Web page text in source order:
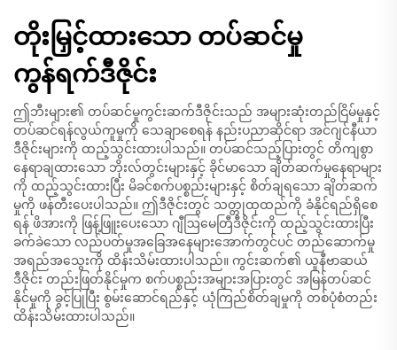
တိုးမြှင့်ထားသော တပ်ဆင်မှု
ကွန်ရက်ဒီဇိုင်း
ဤဘီးများ၏ တပ်ဆင်မှုကွင်းဆက်ဒီဇိုင်းသည် အများဆုံးတည်ငြိမ်မှုနှင့်
တပ်ဆင်ရန်လွယ်ကူမှုကို သေချာစေရန် နည်းပညာဆိုင်ရာ အင်ဂျင်နီယာ
ဒီဇိုင်းများကို ထည့်သွင်းထားပါသည်။ တပ်ဆင်သည့်ပြားတွင် တိကျစွာ
နေရာချထားသော ဘိုးလ်တွင်းများနှင့် ခိုင်မာသော ချိတ်ဆက်မှုနေရာများ
ကို ထည့်သွင်းထားပြီး မိခင်စက်ပစ္စည်းများနှင့် စိတ်ချရသော ချိတ်ဆက်
မှုကို ဖန်တီးပေးပါသည်။ ဤဒီဇိုင်းတွင် သတ္တုထုထည်ကို ခံနိုင်ရည်ရှိစေ
ရန် ဖိအားကို ဖြန့်ဖြူးပေးသော ဂျီဩမေတြီဒီဇိုင်းကို ထည့်သွင်းထားပြီး
ခက်ခဲသော လည်ပတ်မှုအခြေအနေများအောက်တွင်ပင် တည်ဆောက်မှု
အရည်အသွေးကို ထိန်းသိမ်းထားပါသည်။ ကွင်းဆက်၏ ယူနီဗာဆယ်
ဒီဇိုင်း တည်းဖြတ်နိုင်မှုက စက်ပစ္စည်းအများအပြားတွင် အမြန်တပ်ဆင်
နိုင်မှုကို ခွင့်ပြုပြီး စွမ်းဆောင်ရည်နှင့် ယုံကြည်စိတ်ချမှုကို တစ်ပုံစံတည်း
ထိန်းသိမ်းထားပါသည်။